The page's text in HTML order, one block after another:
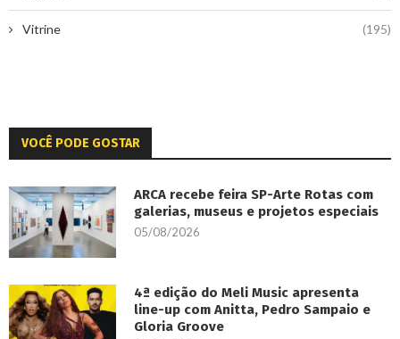
Vitrine (195)
VOCÊ PODE GOSTAR
ARCA recebe feira SP-Arte Rotas com
galerias, museus e projetos especiais
05/08/2026
4ª edição do Meli Music apresenta
line-up com Anitta, Pedro Sampaio e
Gloria Groove